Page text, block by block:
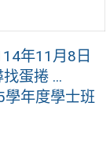
年11月8日
蛋捲 ...
學年度學士班